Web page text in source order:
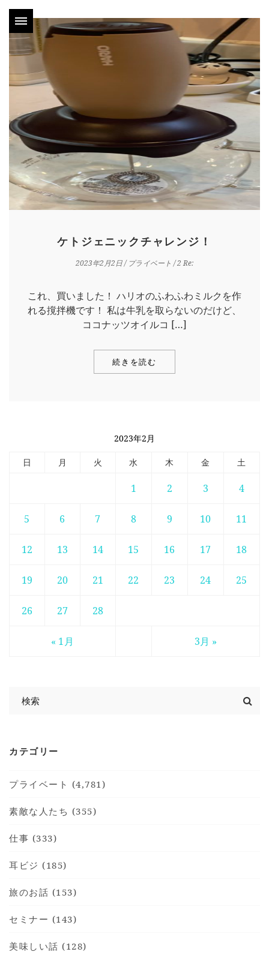
HOME
INFORMATION
BLOG
ケトジェニックチャレンジ！
2023年2月2日/ プライベート /2 Re:
これ、買いました！ ハリオのふわふわミルクを作
れる撹拌機です！ 私は牛乳を取らないのだけど、
ココナッツオイルコ […]
続きを読む
2023年2月
日 月 火 水 木 金 土
« 1月 3月 »
1 2 3 4
5 6 7 8 9 10 11
12 13 14 15 16 17 18
19 20 21 22 23 24 25
26 27 28
カテゴリー
プライベート (4,781)
素敵な人たち (355)
仕事 (333)
耳ビジ (185)
旅のお話 (153)
セミナー (143)
美味しい話 (128)